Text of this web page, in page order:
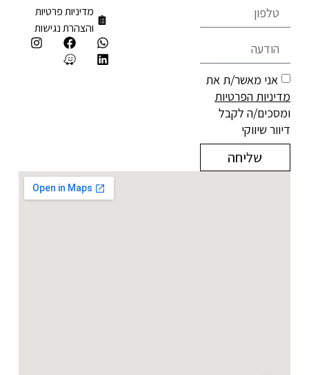
אני מאשר/ת את
מדיניות הפרטיות
ומסכים/ה לקבל
דיוור שיווקי
שליחה
מדיניות פרטיות
והצהרת נגישות